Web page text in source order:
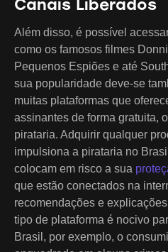
Canais Liberados
Além disso, é possível
como os famosos filmes
Pequenos Espiões e até
sua popularidade deve-se
muitas plataformas que
assinantes de forma gratuita,
pirataria. Adquirir qualquer
impulsiona a pirataria no
colocam em risco a sua
que estão conectados na
recomendações e
tipo de plataforma é nocivo
Brasil, por exemplo, o